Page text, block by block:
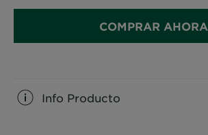
COMPRAR AHORA
Info Producto